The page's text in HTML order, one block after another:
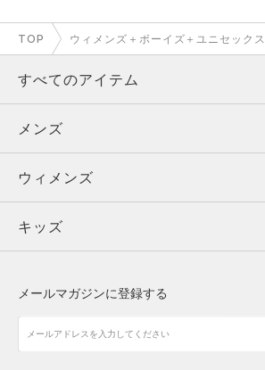
TOP ウィメンズ＋ボーイズ＋ユニセックス
すべてのアイテム
メンズ
ウィメンズ
キッズ
アクセサリー
メンズ
トップス
ボトムス
アクセサリー
ウィメンズ
トップス
シューズ
キッズ
メールマガジンに登録する